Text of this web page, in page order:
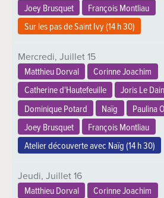
Joey Brusquet
François Montliau
Sur les pas de Saint Ivy (14 h 30)
Mercredi, Juillet15
Matthieu Dorval
Corinne Joachim
Catherine d'Hautefeuille
Joris Le Dain
Dominique Potard
Naïg
Paulina
Joey Brusquet
François Montliau
Atelier découverte avec Naïg (14 h 30)
Jeudi, Juillet16
Matthieu Dorval
Corinne Joachim